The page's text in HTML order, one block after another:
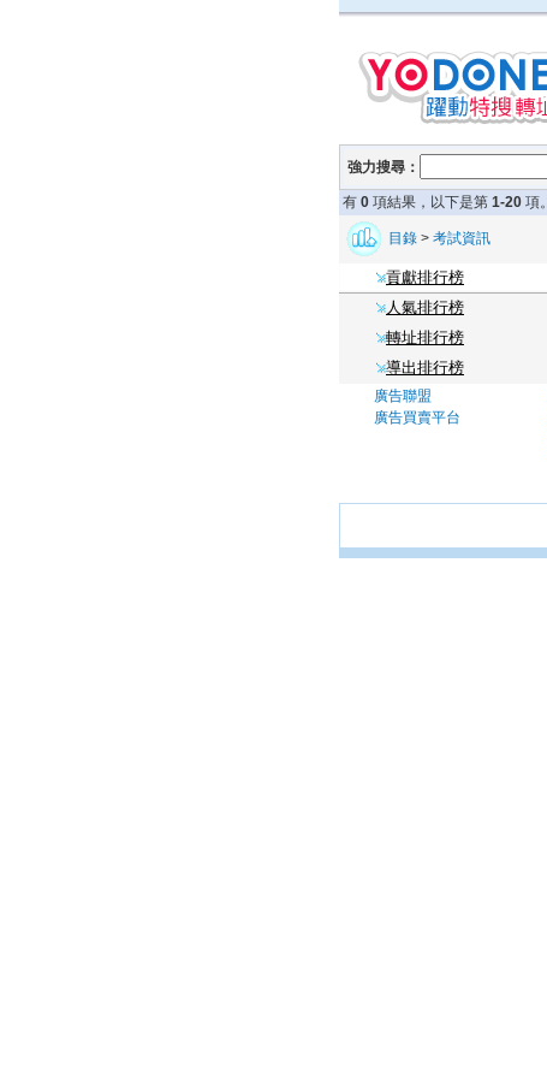
強力搜尋：
有 0 項結果，以下是第 1-20 項。
目錄 > 考試資訊
貢獻排行榜
人氣排行榜
轉址排行榜
導出排行榜
廣告聯盟
廣告買賣平台